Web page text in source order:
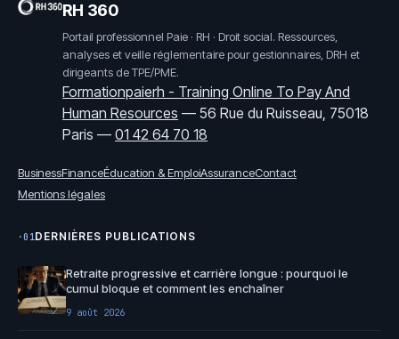
RH 360
Portail professionnel Paie · RH · Droit social. Ressources,
analyses et veille réglementaire pour gestionnaires, DRH et
dirigeants de TPE/PME.
Formationpaierh - Training Online To Pay And
Human Resources —56 Rue du Ruisseau, 75018
Paris —01 42 64 70 18
BusinessFinanceÉducation & EmploiAssuranceContact
Mentions légales
·01 DERNIÈRES PUBLICATIONS
Retraite progressive et carrière longue : pourquoi le
cumul bloque et comment les enchaîner
9 août 2026